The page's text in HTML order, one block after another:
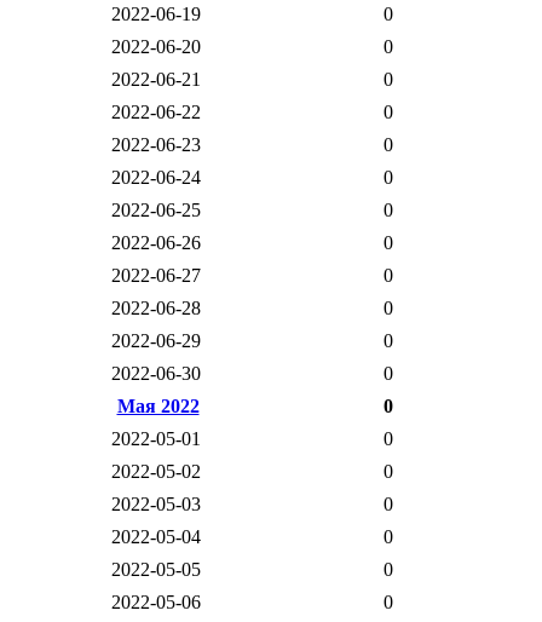
2022-06-19
0
2022-06-20
0
2022-06-21
0
2022-06-22
0
2022-06-23
0
2022-06-24
0
2022-06-25
0
2022-06-26
0
2022-06-27
0
2022-06-28
0
2022-06-29
0
2022-06-30
0
Мая 2022
0
2022-05-01
0
2022-05-02
0
2022-05-03
0
2022-05-04
0
2022-05-05
0
2022-05-06
0